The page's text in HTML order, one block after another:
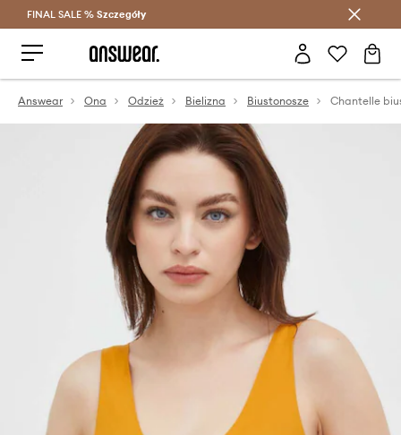
Oszczędzaj z Answear Club >
FINAL SALE % Szczegóły
Answear Ona Odzież Bielizna Biustonosze